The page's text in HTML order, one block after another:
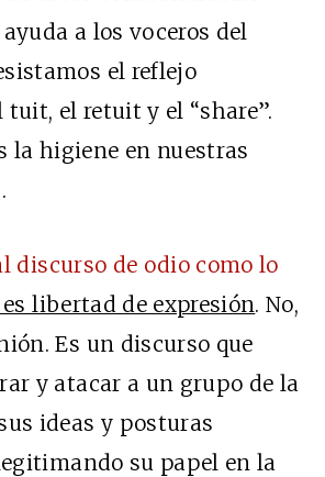
a los voceros del
el reflejo
tuit, el retuit y el “share”.
la higiene en nuestras
discurso de odio como lo
libertad de expresión. No,
Es un discurso que
y atacar a un grupo de la
ideas y posturas
su papel en la